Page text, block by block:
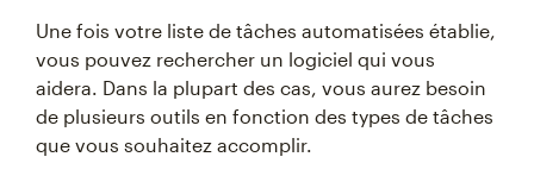
Une fois votre liste de tâches automatisées établie,
vous pouvez rechercher un logiciel qui vous
aidera. Dans la plupart des cas, vous aurez besoin
de plusieurs outils en fonction des types de tâches
que vous souhaitez accomplir.